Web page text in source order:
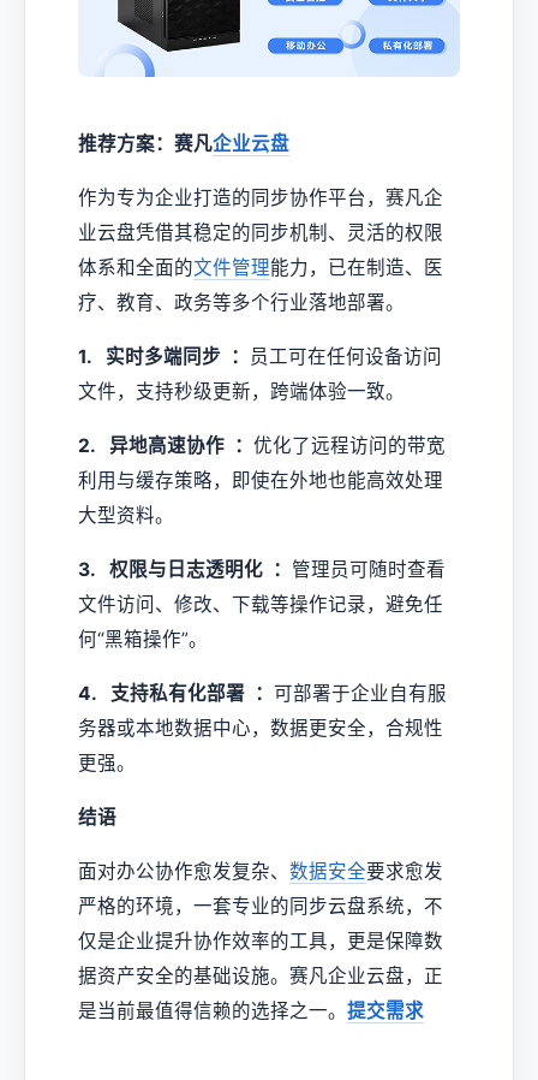
推荐方案：赛凡企业云盘
作为专为企业打造的同步协作平台，赛凡企
业云盘凭借其稳定的同步机制、灵活的权限
体系和全面的文件管理能力，已在制造、医
疗、教育、政务等多个行业落地部署。
1. 实时多端同步 ：
员工可在任何设备访问
文件，支持秒级更新，跨端体验一致。
2. 异地高速协作 ： 优化了远程访问的带宽
利用与缓存策略，即使在外地也能高效处理
大型资料。
3. 权限与日志透明化 ： 管理员可随时查看
文件访问、修改、下载等操作记录，避免任
何“黑箱操作”。
4. 支持私有化部署 ： 可部署于企业自有服
务器或本地数据中心，数据更安全，合规性
更强。
结语
面对办公协作愈发复杂、 数据安全要求愈发
严格的环境，一套专业的同步云盘系统，不
仅是企业提升协作效率的工具，更是保障数
据资产安全的基础设施。赛凡企业云盘，正
是当前最值得信赖的选择之一。 提交需求